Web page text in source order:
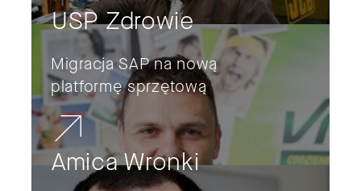
USP Zdrowie
Migracja SAP na nową
platformę sprzętową
Amica Wronki